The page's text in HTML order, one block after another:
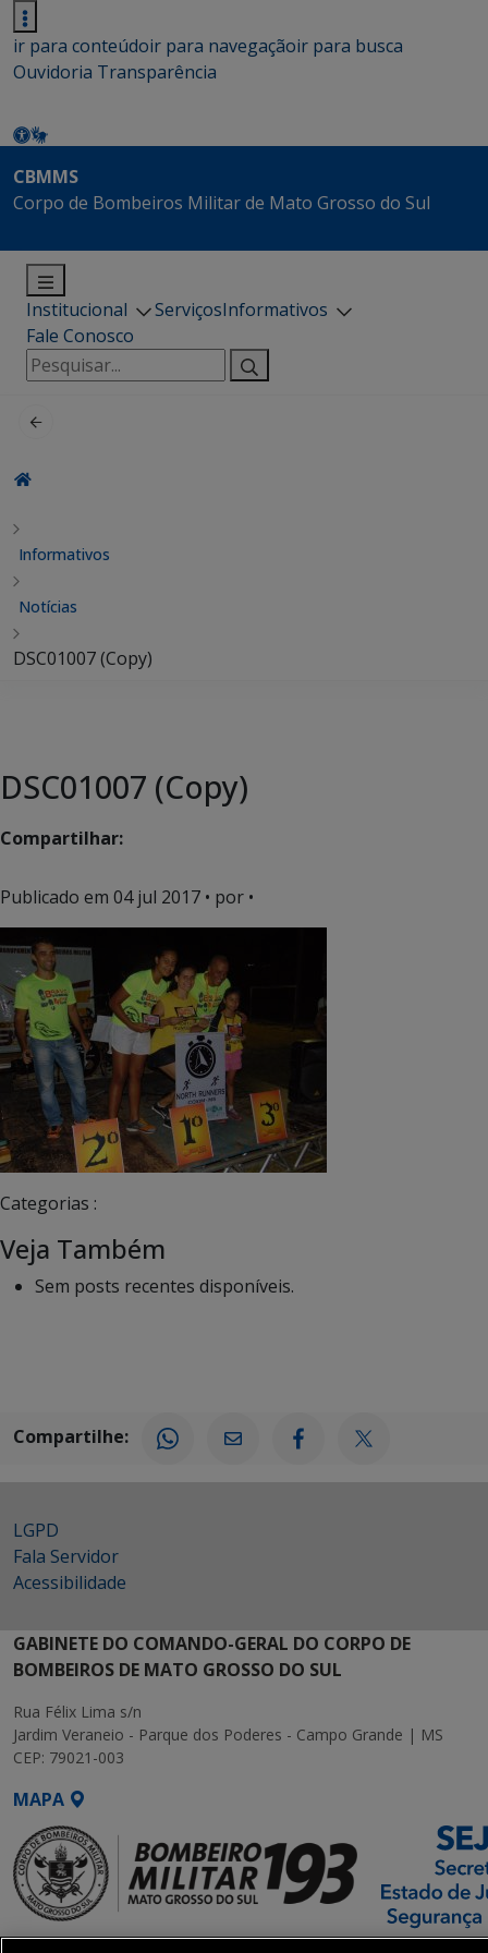
ir para conteúdoir para navegaçãoir para busca
Ouvidoria Transparência
CBMMS
Corpo de Bombeiros Militar de Mato Grosso do Sul
Institucional ServiçosInformativos
Fale Conosco
Pesquisar
por:
Informativos
Notícias
DSC01007 (Copy)
DSC01007 (Copy)
Compartilhar:
Publicado em 04 jul 2017 • por •
Categorias :
Veja Também
Sem posts recentes disponíveis.
Compartilhe:
LGPD
Fala Servidor
Acessibilidade
GABINETE DO COMANDO-GERAL DO CORPO DE
BOMBEIROS DE MATO GROSSO DO SUL
Rua Félix Lima s/n
Jardim Veraneio - Parque dos Poderes - Campo Grande | MS
CEP: 79021-003
MAPA